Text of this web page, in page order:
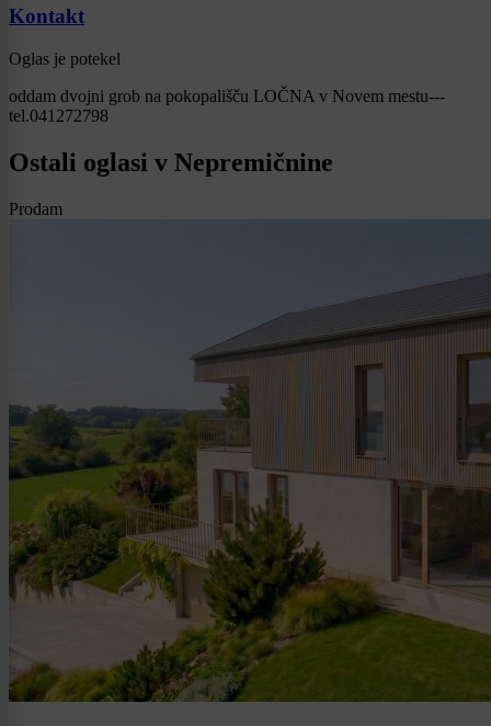
Kontakt
Oglas je potekel
oddam dvojni grob na pokopališču LOČNA v Novem mestu---
tel.041272798
Ostali oglasi v Nepremičnine
Prodam